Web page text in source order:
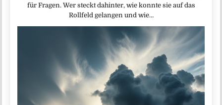
für Fragen. Wer steckt dahinter, wie konnte sie auf das
Rollfeld gelangen und wie…